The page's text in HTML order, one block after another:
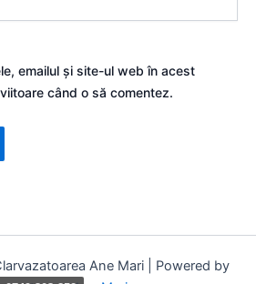
emailul și site-ul web în acest
când o să comentez.
Ane Mari | Powered by